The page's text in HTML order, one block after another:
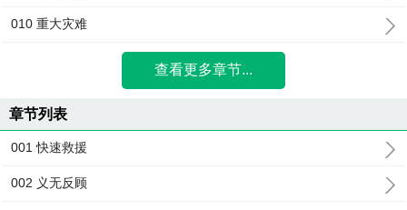
010 重大灾难
查看更多章节...
章节列表
001 快速救援
002 义无反顾